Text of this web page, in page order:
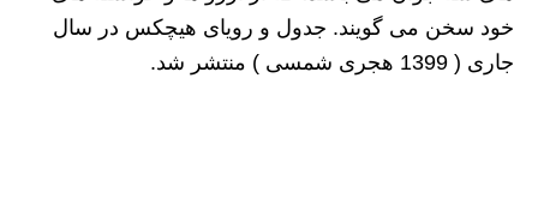
خود سخن می گویند. جدول و رویای هیچکس در سال
جاری ( 1399 هجری شمسی ) منتشر شد.